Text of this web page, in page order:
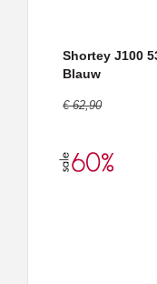
Shortey J100
Blauw
€ 62,90